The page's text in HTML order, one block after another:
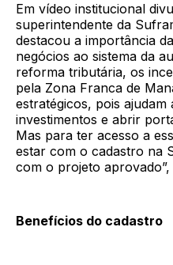
Em vídeo institucional
superintendente da
destacou a importância
negócios ao sistema da
reforma tributária, os
pela Zona Franca de
estratégicos, pois
investimentos e abrir
Mas para ter acesso a
estar com o cadastro na
com o projeto
Benefícios do cadastro